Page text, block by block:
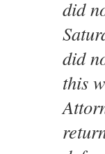
did
did
this